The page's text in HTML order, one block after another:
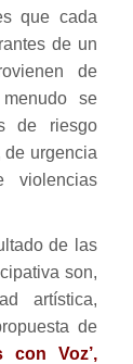
que cada
de un
de
se
de riesgo
de urgencia
violencias
de las
son,
artística,
de
con Voz’,